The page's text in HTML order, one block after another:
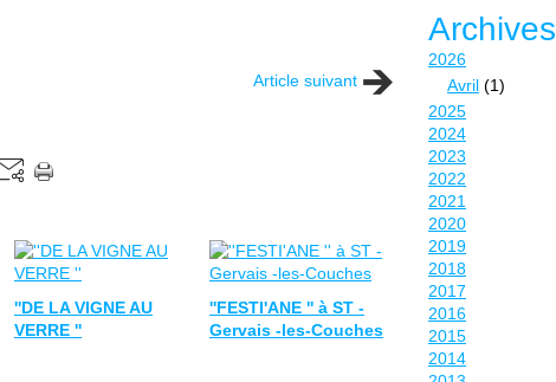
Article suivant
''DE LA VIGNE AU
VERRE ''
''FESTI'ANE '' à ST -
Gervais -les-Couches
Archives
2026
Avril (1)
2025
2024
2023
2022
2021
2020
2019
2018
2017
2016
2015
2014